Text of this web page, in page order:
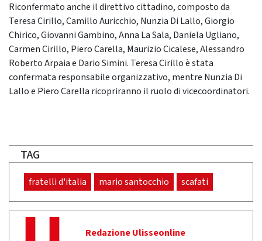
Riconfermato anche il direttivo cittadino, composto da
Teresa Cirillo, Camillo Auricchio, Nunzia Di Lallo, Giorgio
Chirico, Giovanni Gambino, Anna La Sala, Daniela Ugliano,
Carmen Cirillo, Piero Carella, Maurizio Cicalese, Alessandro
Roberto Arpaia e Dario Simini. Teresa Cirillo è stata
confermata responsabile organizzativo, mentre Nunzia Di
Lallo e Piero Carella ricopriranno il ruolo di vicecoordinatori.
TAG
fratelli d'italia mario santocchio scafati
Redazione Ulisseonline